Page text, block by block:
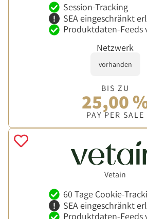
Session-Tracking
SEA eingeschränkt
Produktdaten-Feeds
Netzwerk
vorhanden
BIS ZU
25,00
PAY PER SALE
Vetain
60 Tage Cookie-
SEA eingeschränkt
Produktdaten-Feeds